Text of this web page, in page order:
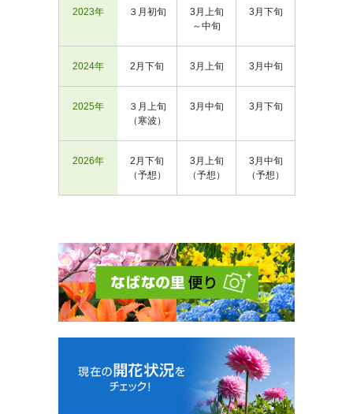
2023年 ３月初旬
3月上旬
～中旬
3月下旬
2024年 2月下旬 3月上旬 3月中旬
2025年
３月上旬
（寒波）
3月中旬 3月下旬
2026年
2月下旬
（予想）
3月上旬
（予想）
3月中旬
（予想）